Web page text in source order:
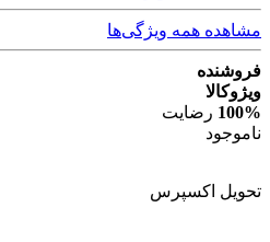
مشاهده همه ویژگی‌ها
فروشنده
ویژوکالا
100% رضایت
ناموجود
تحویل اکسپرس